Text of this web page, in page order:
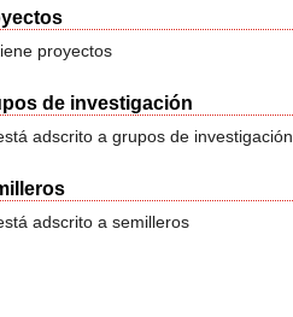
proyectos
de investigación
adscrito a grupos de investigación
adscrito a semilleros